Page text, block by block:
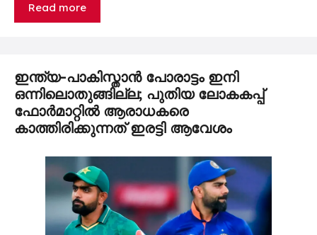
Read more
ഇന്ത്യ-പാകിസ്താൻ പോരാട്ടം ഇനി
ഒന്നിലൊതുങ്ങില്ല; പുതിയ ലോകകപ്പ്
ഫോർമാറ്റിൽ ആരാധകരെ
കാത്തിരിക്കുന്നത് ഇരട്ടി ആവേശം